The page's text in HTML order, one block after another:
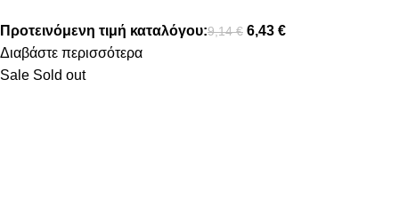
Προτεινόμενη τιμή καταλόγου:9,14€ 6,43 €
Διαβάστε περισσότερα
Sale Sold out